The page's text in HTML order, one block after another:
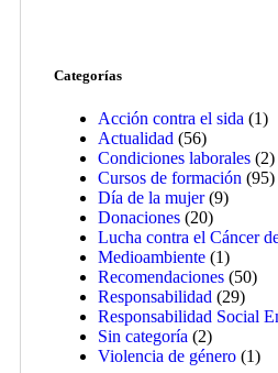
Categorías
Acción contra el sida (1)
Actualidad (56)
Condiciones laborales (2)
Cursos de formación (95)
Día de la mujer(9)
Donaciones (20)
Lucha contra el Cáncer
Medioambiente (1)
Recomendaciones (50)
Responsabilidad (29)
Responsabilidad Social
Sin categoría (2)
Violencia de género (1)